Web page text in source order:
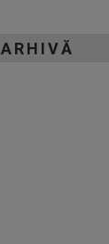
ARHIVĂ